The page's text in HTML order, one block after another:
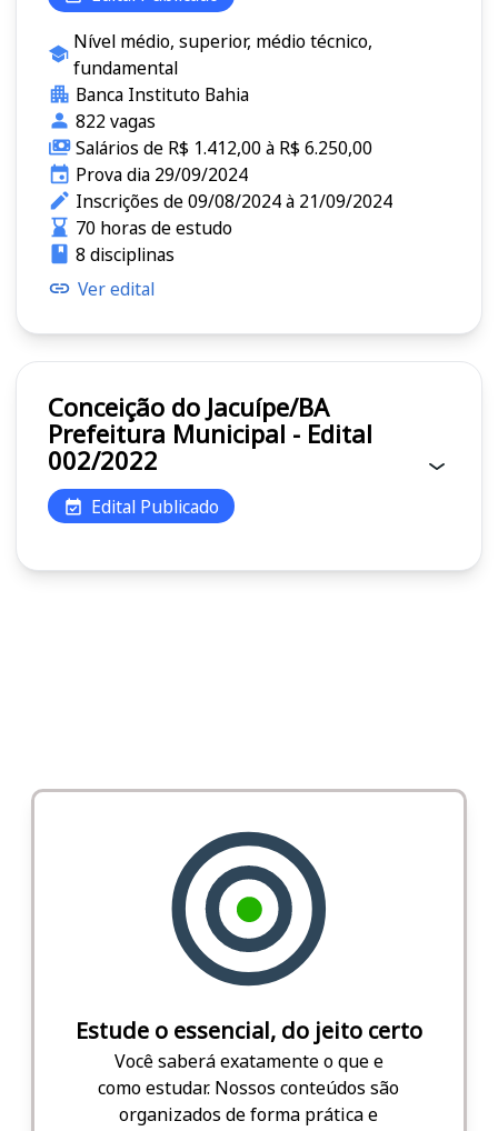
Nível médio, superior, médio técnico,
fundamental
Banca Instituto Bahia
822 vagas
Salários de R$ 1.412,00 à R$ 6.250,00
Prova dia 29/09/2024
Inscrições de 09/08/2024 à 21/09/2024
70 horas de estudo
8 disciplinas
Ver edital
Conceição do Jacuípe/BA
Prefeitura Municipal - Edital
002/2022
Edital Publicado
Estude o essencial, do jeito certo
Você saberá exatamente o que e
como estudar. Nossos conteúdos são
organizados de forma prática e